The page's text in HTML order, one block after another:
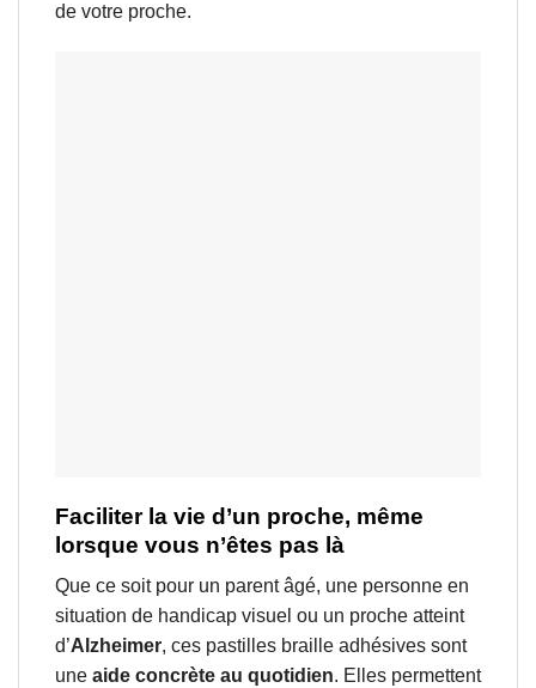
de votre proche.
Faciliter la vie d’un proche, même
lorsque vous n’êtes pas là
Que ce soit pour un parent âgé, une personne en
situation de handicap visuel ou un proche atteint
d’Alzheimer, ces pastilles braille adhésives sont
une aide concrète au quotidien. Elles permettent